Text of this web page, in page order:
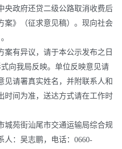
央政府还贷二级公路取消收费后
案》（征求意见稿）。现向社会
有异议，请于本公示发布之日
向我局反映。单位反映意见请
见请署真实姓名，并附联系人和
时间为准，送达方式请在工作时
苑街汕尾市交通运输局综合规
人：吴志鹏，电话：0660-